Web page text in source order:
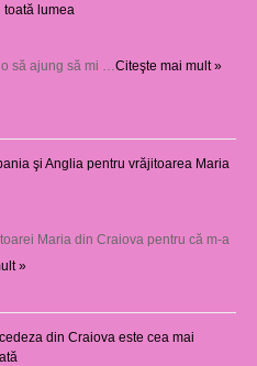
toată lumea
să ajung să mi … Citeşte mai mult »
şi Anglia pentru vrăjitoarea Maria
Maria din Craiova pentru că m-a
»
din Craiova este cea mai